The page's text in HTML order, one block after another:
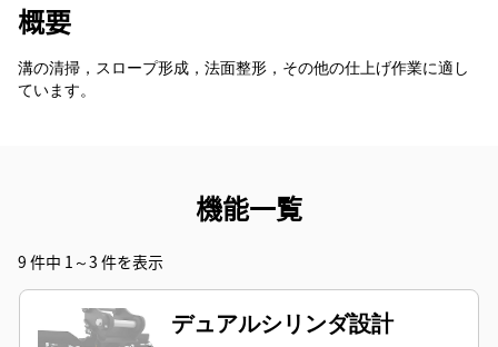
概要
溝の清掃，スロープ形成，法面整形，その他の仕上げ作業に適し
ています。
機能一覧
9 件中 1～3 件を表示
デュアルシリンダ設計